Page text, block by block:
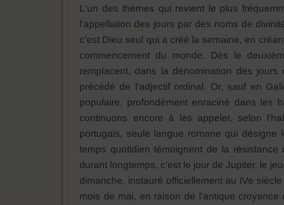
L'un des thèmes qui revient le plus
l'appellation des jours par des noms de
c'est Dieu seul qui a créé la semaine, en
commencement du monde. Dès le
remplacent, dans la dénomination des
précédé de l'adjectif ordinal. Or, sauf en
populaire, profondément enraciné dans les
continuons encore à les appeler, selon
portugais, seule langue romane qui
temps quotidien témoignent de la
durant longtemps, c'est le jour de Jupiter, le
dimanche, instauré officiellement au IVe
mois de mai, en raison de l'antique